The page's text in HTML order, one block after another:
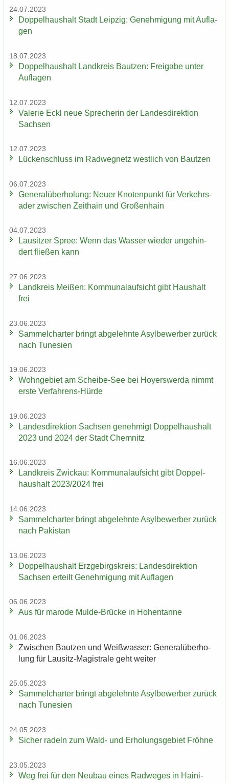
24.07.2023
Dop­pel­haus­halt Stadt Leip­zig: Ge­neh­mi­gung mit Auf­la­
gen
18.07.2023
Dop­pel­haus­halt Land­kreis Baut­zen: Frei­ga­be unter
Auf­la­gen
12.07.2023
Va­le­rie Eckl neue Spre­che­rin der Lan­des­di­rek­ti­on
Sach­sen
12.07.2023
Lü­cken­schluss im Rad­weg­netz west­lich von Baut­zen
06.07.2023
Ge­ne­ral­über­ho­lung: Neuer Kno­ten­punkt für Ver­kehrs­
ader zwi­schen Zeit­hain und Gro­ßen­hain
04.07.2023
Lau­sit­zer Spree: Wenn das Was­ser wie­der un­ge­hin­
dert flie­ßen kann
27.06.2023
Land­kreis Mei­ßen: Kom­mu­nal­auf­sicht gibt Haus­halt
frei
23.06.2023
Sam­mel­char­ter bringt ab­ge­lehn­te Asyl­be­wer­ber zu­rück
nach Tu­ne­si­en
19.06.2023
Wohn­ge­biet am Scheibe-​See bei Ho­yers­wer­da nimmt
erste Verfahrens-​Hürde
19.06.2023
Lan­des­di­rek­ti­on Sach­sen ge­neh­migt Dop­pel­haus­halt
2023 und 2024 der Stadt Chem­nitz
16.06.2023
Land­kreis Zwi­ckau: Kom­mu­nal­auf­sicht gibt Dop­pel­
haus­halt 2023/2024 frei
14.06.2023
Sam­mel­char­ter bringt ab­ge­lehn­te Asyl­be­wer­ber zu­rück
nach Pa­ki­stan
13.06.2023
Dop­pel­haus­halt Erz­ge­birgs­kreis: Lan­des­di­rek­ti­on
Sach­sen er­teilt Ge­neh­mi­gung mit Auf­la­gen
06.06.2023
Aus für ma­ro­de Mulde-​Brücke in Ho­hen­tan­ne
01.06.2023
Zwi­schen Baut­zen und Weiß­was­ser: Ge­ne­ral­über­ho­
lung für Lausitz-​Magistrale geht wei­ter
25.05.2023
Sam­mel­char­ter bringt ab­ge­lehn­te Asyl­be­wer­ber zu­rück
nach Tu­ne­si­en
24.05.2023
Si­cher ra­deln zum Wald- und Er­ho­lungs­ge­biet Fröh­ne
23.05.2023
Weg frei für den Neu­bau eines Rad­we­ges in Hai­ni­